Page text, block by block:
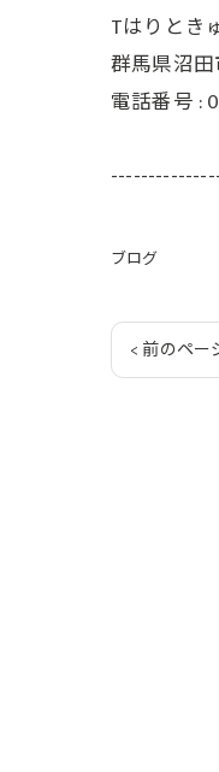
Tはりとき
群馬県沼田
電話番号 :
ブログ
< 前のペー